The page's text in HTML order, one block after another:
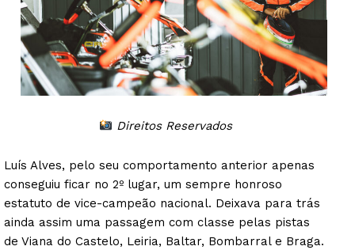
Direitos Reservados
Luís Alves, pelo seu comportamento anterior apenas
conseguiu ficar no 2º lugar, um sempre honroso
estatuto de vice-campeão nacional. Deixava para trás
ainda assim uma passagem com classe pelas pistas
de Viana do Castelo, Leiria, Baltar, Bombarral e Braga.